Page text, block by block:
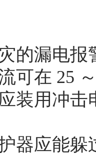
的漏电
可在 25
装用冲
器应能